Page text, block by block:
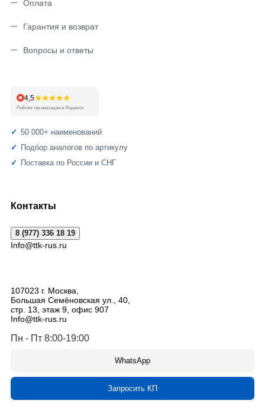
Оплата
Гарантия и возврат
Вопросы и ответы
4,5★★★★★
Рейтинг организации в Яндексе
50 000+ наименований
Подбор аналогов по артикулу
Поставка по России и СНГ
Контакты
8 (977) 336 18 19
Info@ttk-rus.ru
107023 г. Москва,
Большая Семёновская ул., 40,
стр. 13, этаж 9, офис 907
Info@ttk-rus.ru
Пн - Пт 8:00-19:00
WhatsApp
Запросить КП